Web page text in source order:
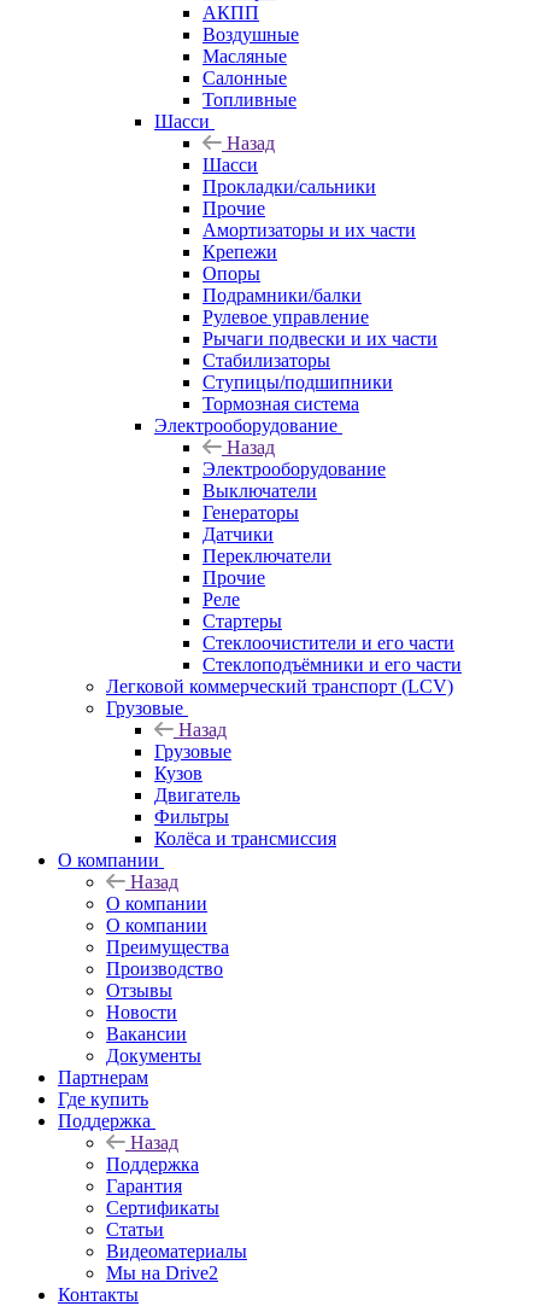
АКПП
Воздушные
Масляные
Салонные
Топливные
Шасси
Назад
Шасси
Прокладки/сальники
Прочие
Амортизаторы и их части
Крепежи
Опоры
Подрамники/балки
Рулевое управление
Рычаги подвески и их части
Стабилизаторы
Ступицы/подшипники
Тормозная система
Электрооборудование
Назад
Электрооборудование
Выключатели
Генераторы
Датчики
Переключатели
Прочие
Реле
Стартеры
Стеклоочистители и его части
Стеклоподъёмники и его части
Легковой коммерческий транспорт (LCV)
Грузовые
Назад
Грузовые
Кузов
Двигатель
Фильтры
Колёса и трансмиссия
О компании
Назад
О компании
О компании
Преимущества
Производство
Отзывы
Новости
Вакансии
Документы
Партнерам
Где купить
Поддержка
Назад
Поддержка
Гарантия
Сертификаты
Статьи
Видеоматериалы
Мы на Drive2
Контакты